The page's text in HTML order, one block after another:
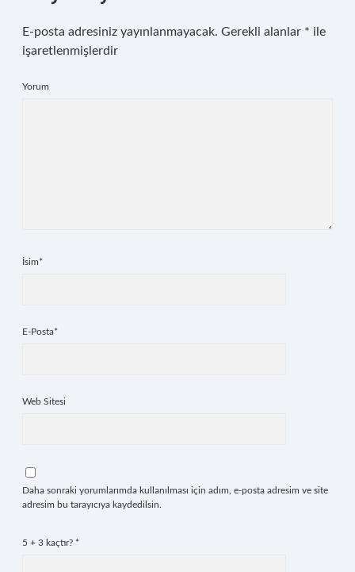
E-posta adresiniz yayınlanmayacak. Gerekli alanlar * ile
işaretlenmişlerdir
Yorum
İsim*
E-Posta*
Web Sitesi
Daha sonraki yorumlarımda kullanılması için adım, e-posta adresim ve site
adresim bu tarayıcıya kaydedilsin.
5 + 3 kaçtır? *